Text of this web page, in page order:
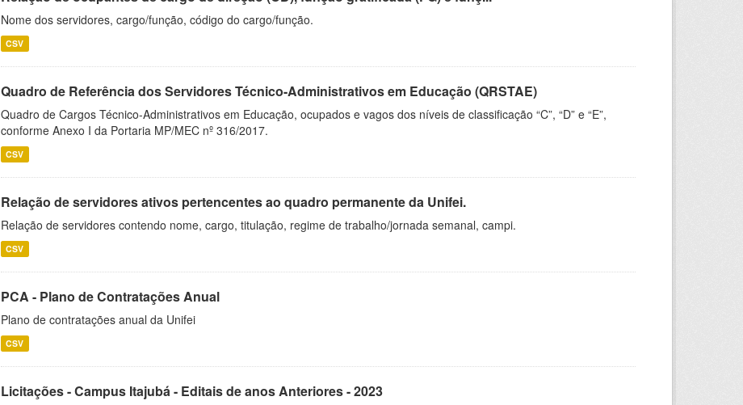
Nome dos servidores, cargo/função, código do cargo/função.
CSV
Quadro de Referência dos Servidores Técnico-Administrativos em Educação (QRSTAE)
Quadro de Cargos Técnico-Administrativos em Educação, ocupados e vagos dos níveis de classificação “C”, “D” e “E”,
conforme Anexo I da Portaria MP/MEC nº 316/2017.
CSV
Relação de servidores ativos pertencentes ao quadro permanente da Unifei.
Relação de servidores contendo nome, cargo, titulação, regime de trabalho/jornada semanal, campi.
CSV
PCA - Plano de Contratações Anual
Plano de contratações anual da Unifei
CSV
Licitações - Campus Itajubá - Editais de anos Anteriores - 2023